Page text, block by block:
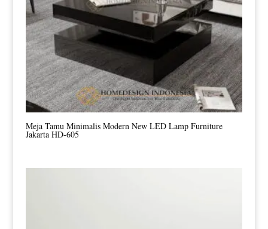
Meja Tamu Minimalis Modern New LED Lamp Furniture
Jakarta HD-605